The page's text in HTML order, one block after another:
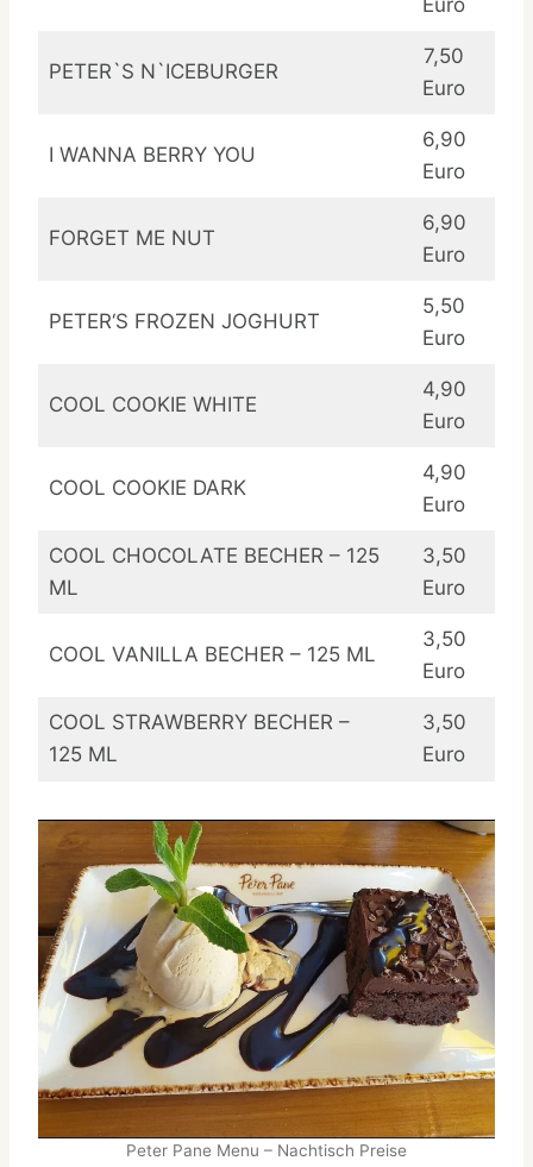
Euro
PETER`S N`ICEBURGER
7,50
Euro
I WANNA BERRY YOU
6,90
Euro
FORGET ME NUT
6,90
Euro
PETER‘S FROZEN JOGHURT
5,50
Euro
COOL COOKIE WHITE
4,90
Euro
COOL COOKIE DARK
4,90
Euro
COOL CHOCOLATE BECHER – 125
ML
3,50
Euro
COOL VANILLA BECHER – 125 ML
3,50
Euro
COOL STRAWBERRY BECHER –
125 ML
3,50
Euro
Peter Pane Menu – Nachtisch Preise